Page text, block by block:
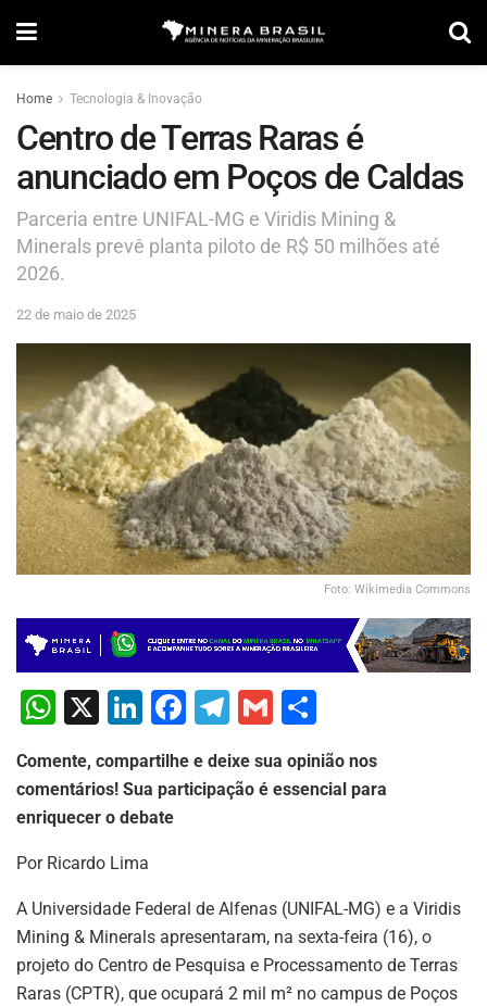
Home Tecnologia & Inovação
Centro de Terras Raras é
anunciado em Poços de Caldas
Parceria entre UNIFAL-MG e Viridis Mining &
Minerals prevê planta piloto de R$ 50 milhões até
2026.
22 de maio de 2025
Foto: Wikimedia Commons
W
at
s
A
p
p
X
Li
k
e
n
F
c
o
k
T
el
e
gr
G
ai
h
ar
Comente, compartilhe e deixe sua opinião nos
comentários! Sua participação é essencial para
enriquecer o debate
Por Ricardo Lima
A Universidade Federal de Alfenas (UNIFAL-MG) e a Viridis
Mining & Minerals apresentaram, na sexta-feira (16), o
projeto do Centro de Pesquisa e Processamento de Terras
Raras (CPTR), que ocupará 2 mil m² no campus de Poços